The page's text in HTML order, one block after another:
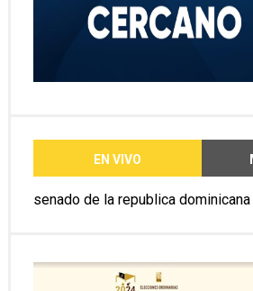
EN VIVO
senado de la republica